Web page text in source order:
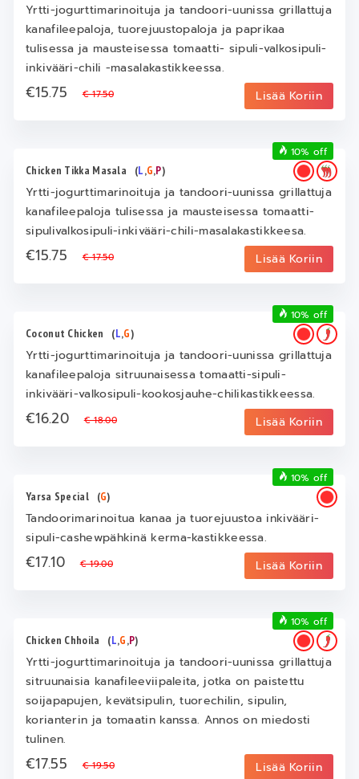
Yrtti-jogurttimarinoituja ja tandoori-uunissa grillattuja
kanafileepaloja, tuorejuustopaloja ja paprikaa
tulisessa ja mausteisessa tomaatti- sipuli-valkosipuli-
inkivääri-chili -masalakastikkeessa.
€15.75€ 17.50 Lisää Koriin
Chicken Tikka Masala (L,G,P)
Yrtti-jogurttimarinoituja ja tandoori-uunissa grillattuja
kanafileepaloja tulisessa ja mausteisessa tomaatti-
sipulivalkosipuli-inkivääri-chili-masalakastikkeesa.
€15.75€ 17.50 Lisää Koriin
10% off
Coconut Chicken (L,G)
Yrtti-jogurttimarinoituja ja tandoori-uunissa grillattuja
kanafileepaloja sitruunaisessa tomaatti-sipuli-
inkivääri-valkosipuli-kookosjauhe-chilikastikkeessa.
€16.20€ 18.00 Lisää Koriin
10% off
Yarsa Special (G)
Tandoorimarinoitua kanaa ja tuorejuustoa inkivääri-
sipuli-cashewpähkinä kerma-kastikkeessa.
€17.10€ 19.00 Lisää Koriin
10% off
Chicken Chhoila (L,G,P)
Yrtti-jogurttimarinoituja ja tandoori-uunissa grillattuja
sitruunaisia kanafileeviipaleita, jotka on paistettu
soijapapujen, kevätsipulin, tuorechilin, sipulin,
korianterin ja tomaatin kanssa. Annos on miedosti
tulinen.
€17.55€ 19.50 Lisää Koriin
10% off